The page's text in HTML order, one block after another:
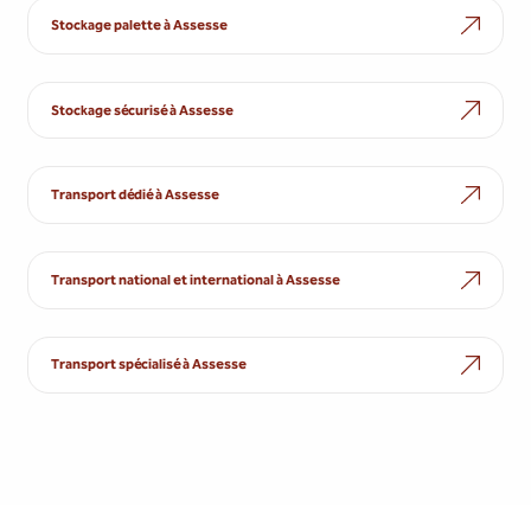
Stockage palette à Assesse
Stockage sécurisé à Assesse
Transport dédié à Assesse
Transport national et international à Assesse
Transport spécialisé à Assesse